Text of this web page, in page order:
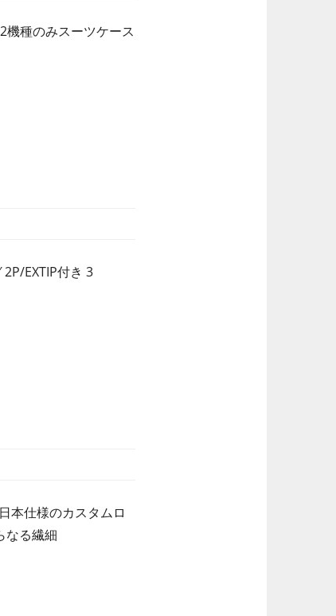
機種のみスーツケース
EXTIP付き 3
本仕様のカスタムロ
なる繊細